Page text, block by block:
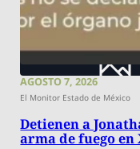
AGOSTO 7, 2026
El Monitor Estado de México
Detienen a
arma de fuego